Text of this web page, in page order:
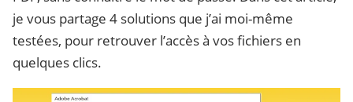
je vous partage 4 solutions que j’ai moi-même
testées, pour retrouver l’accès à vos fichiers en
quelques clics.